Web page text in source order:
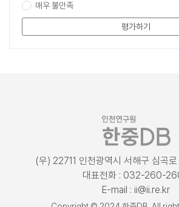
매우 불만족
평가하기
(우) 22711 인천광역시 서해구 심곡
대표전화 : 032-260-
E-mail : ii@ii.re.kr